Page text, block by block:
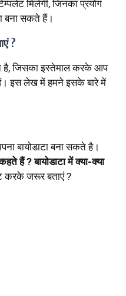
मिलेगी, जिनका प्रयोग
बना सकते हैं।
?
है, जिसका इस्तेमाल करके आप
इस लेख में हमने इसके बारे में
बायोडाटा बना सकते है।
हैं ? बायोडाटा में क्या-क्या
करके जरूर बताएं ?